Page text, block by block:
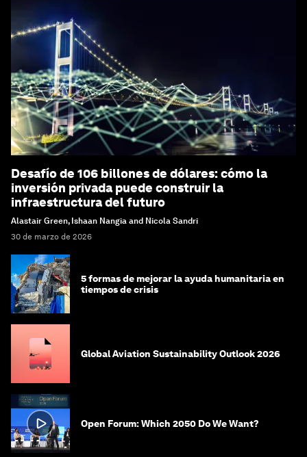
Desafío de 106 billones de dólares: cómo la
inversión privada puede construir la
infraestructura del futuro
Alastair Green, Ishaan Nangia and Nicola Sandri
30 de marzo de 2026
5 formas de mejorar la ayuda humanitaria en
tiempos de crisis
Global Aviation Sustainability Outlook 2026
Open Forum: Which 2050 Do We Want?